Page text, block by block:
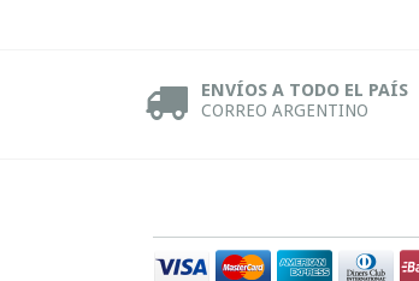
ENVÍOS A TODO EL PAÍS
CORREO ARGENTINO